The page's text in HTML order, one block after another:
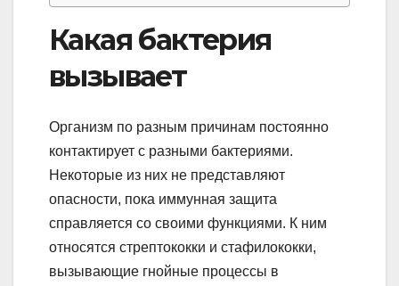
Какая бактерия
вызывает
Организм по разным причинам постоянно
контактирует с разными бактериями.
Некоторые из них не представляют
опасности, пока иммунная защита
справляется со своими функциями. К ним
относятся стрептококки и стафилококки,
вызывающие гнойные процессы в